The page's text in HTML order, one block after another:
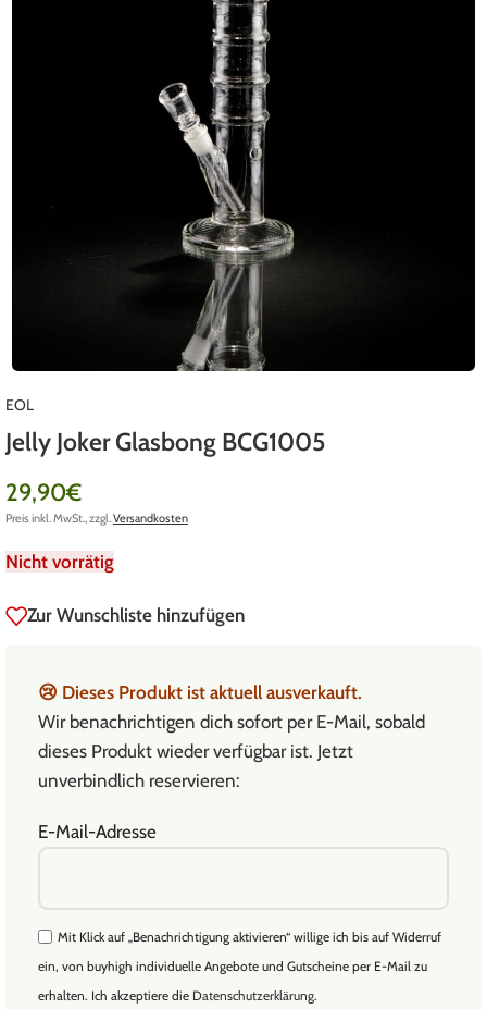
EOL
Jelly Joker Glasbong BCG1005
29,90€
Preis inkl. MwSt., zzgl. Versandkosten
Nicht vorrätig
Zur Wunschliste hinzufügen
😢 Dieses Produkt ist aktuell ausverkauft.
Wir benachrichtigen dich sofort per E-Mail, sobald
dieses Produkt wieder verfügbar ist. Jetzt
unverbindlich reservieren:
E-Mail-Adresse
Mit Klick auf „Benachrichtigung aktivieren“ willige ich bis auf Widerruf
ein, von buyhigh individuelle Angebote und Gutscheine per E-Mail zu
erhalten. Ich akzeptiere die Datenschutzerklärung.